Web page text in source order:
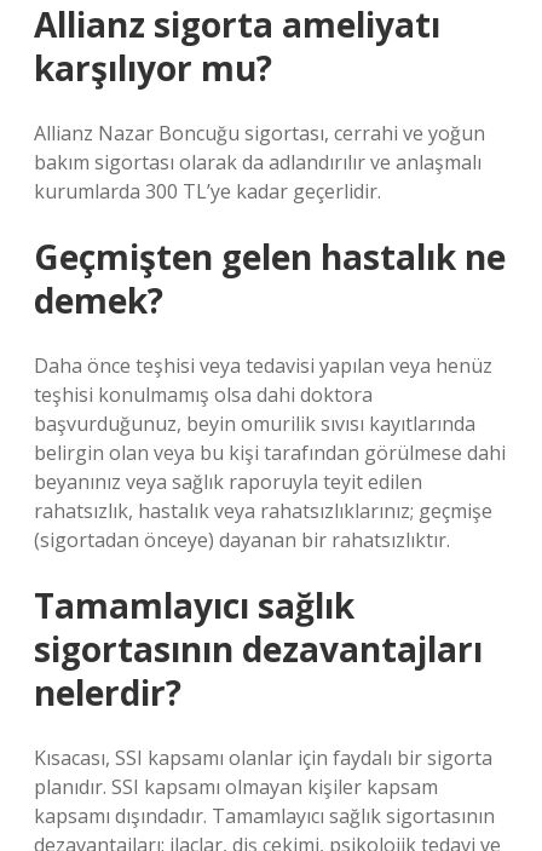
Allianz sigorta ameliyatı
karşılıyor mu?
Allianz Nazar Boncuğu sigortası, cerrahi ve yoğun
bakım sigortası olarak da adlandırılır ve anlaşmalı
kurumlarda 300 TL’ye kadar geçerlidir.
Geçmişten gelen hastalık ne
demek?
Daha önce teşhisi veya tedavisi yapılan veya henüz
teşhisi konulmamış olsa dahi doktora
başvurduğunuz, beyin omurilik sıvısı kayıtlarında
belirgin olan veya bu kişi tarafından görülmese dahi
beyanınız veya sağlık raporuyla teyit edilen
rahatsızlık, hastalık veya rahatsızlıklarınız; geçmişe
(sigortadan önceye) dayanan bir rahatsızlıktır.
Tamamlayıcı sağlık
sigortasının dezavantajları
nelerdir?
Kısacası, SSI kapsamı olanlar için faydalı bir sigorta
planıdır. SSI kapsamı olmayan kişiler kapsam
kapsamı dışındadır. Tamamlayıcı sağlık sigortasının
dezavantajları: ilaçlar, diş çekimi, psikolojik tedavi ve